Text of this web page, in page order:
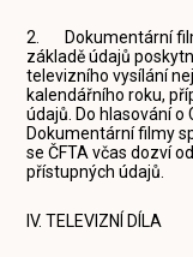
2. Dokumentární
základě údajů
televizního vysílání
kalendářního roku,
údajů. Do hlasování
Dokumentární filmy
se ČFTA včas dozví
přístupných údajů.
IV. TELEVIZNÍ DÍLA